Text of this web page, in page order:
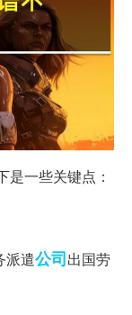
是一些关键点：
派遣公司出国劳